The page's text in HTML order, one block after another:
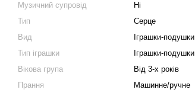
Музичний супровід
Ні
Тип
Серце
Вид
Іграшки-подушки
Тип іграшки
Іграшки-подушки
Вікова група
Від 3-х років
Прання
Машинне/ручне